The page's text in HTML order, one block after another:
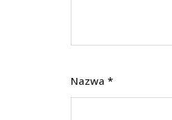
Nazwa *